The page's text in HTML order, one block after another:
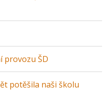
provozu ŠD
potěšila naši školu